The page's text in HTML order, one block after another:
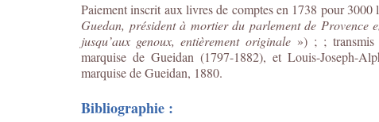
Paiement inscrit aux livres de comptes en 1738 pour
Guedan, président à mortier du parlement de Provence
jusqu’aux genoux, entièrement originale ») ; ; transmis
marquise de Gueidan (1797-1882), et Louis-Joseph-
marquise de Gueidan, 1880.
Bibliographie :